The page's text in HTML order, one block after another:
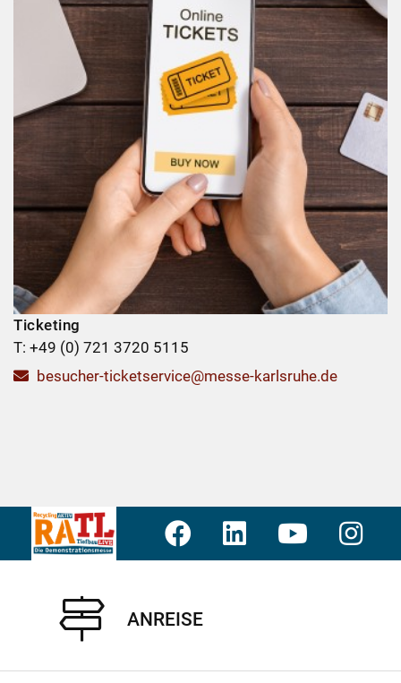
Ticketing
T: +49 (0) 721 3720 5115
besucher-ticketservice@messe-karlsruhe.de
ANREISE